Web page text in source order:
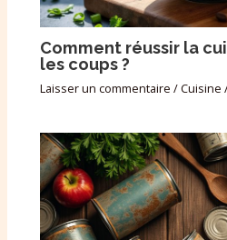
Comment réussir la
les coups ?
Laisser un commentaire /Cuisine